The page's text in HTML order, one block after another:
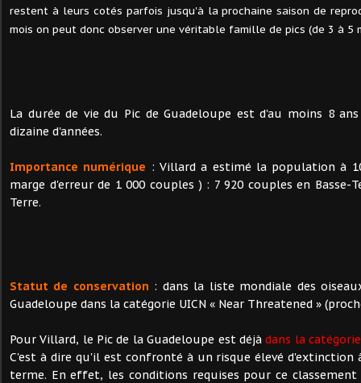
restent à leurs cotés parfois jusqu'à la prochaine saison de
mois on peut donc observer une véritable famille de pics (de 3 à 5
La durée de vie du Pic de Guadeloupe est d'au moins 8
dizaine d'années.
Importance numérique : Villard a estimé la population à
marge d'erreur de 1 000 couples ) : 7 920 couples en Basse-
Terre.
Statut de conservation : dans la liste mondiale des
Guadeloupe dans la catégorie UICN « Near Threatened »
Pour Villard, le Pic de la Guadeloupe est déjàdans la
C'est à dire qu'il est confronté à un risque élevé d'extinction
terme. En effet, les conditions requises pour ce